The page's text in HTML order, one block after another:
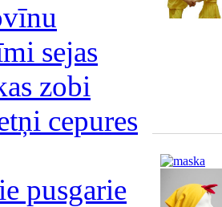
sejas
zobi
cepures
pusgarie